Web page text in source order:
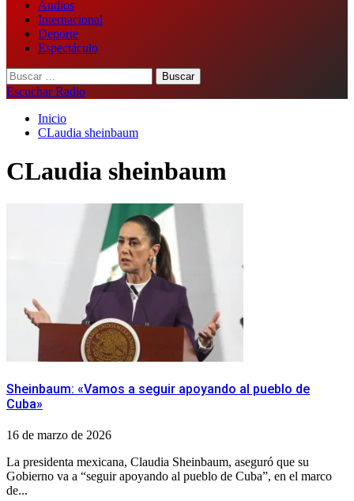
Audios
Internacional
Deporte
Espectáculo
Buscar:
Escuchar Radio
Inicio
CLaudia sheinbaum
CLaudia sheinbaum
Sheinbaum: «Vamos a seguir apoyando al pueblo de
Cuba»
16 de marzo de 2026
La presidenta mexicana, Claudia Sheinbaum, aseguró que su
Gobierno va a “seguir apoyando al pueblo de Cuba”, en el marco
de...